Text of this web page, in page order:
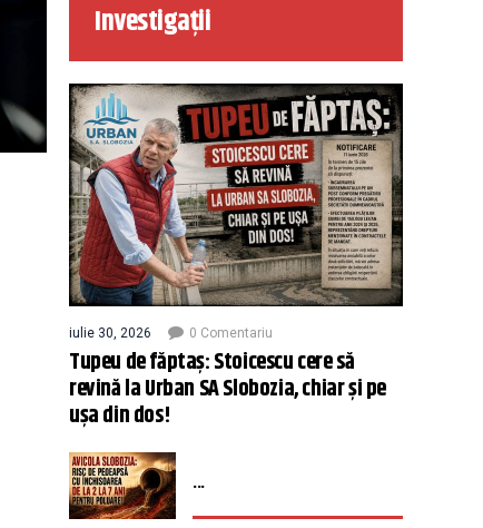
Investigații
iulie 30, 2026 0 Comentariu
Tupeu de făptaș: Stoicescu cere să
revină la Urban SA Slobozia, chiar și pe
ușa din dos!
...